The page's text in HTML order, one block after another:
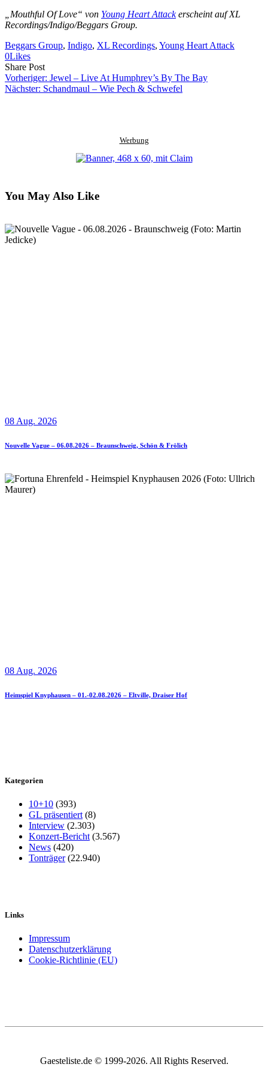
„Mouthful Of Love“ von Young Heart Attackerscheint auf XL
Recordings/Indigo/Beggars Group.
Beggars Group, Indigo, XL Recordings, Young Heart Attack
0Likes
Share PostShare
on
Facebook
Copy
URL
to
Send
Link
via
Vorheriger: Jewel – Live At Humphrey’s By The Bay
Nächster: Schandmaul – Wie Pech & Schwefel
Werbung
You May Also Like
08 Aug. 2026
Nouvelle Vague – 06.08.2026 – Braunschweig, Schön & Frölich
08 Aug. 2026
Heimspiel Knyphausen – 01.-02.08.2026 – Eltville, Draiser Hof
Kategorien
10+10 (393)
GL präsentiert (8)
Interview (2.303)
Konzert-Bericht (3.567)
News (420)
Tonträger(22.940)
Links
Impressum
Datenschutzerklärung
Cookie-Richtlinie (EU)
Gaesteliste.de © 1999-2026. All Rights Reserved.